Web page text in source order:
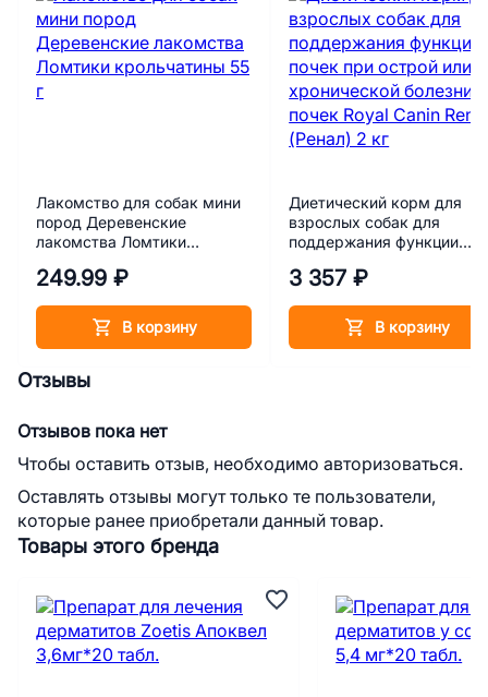
Лакомство для собак мини
пород Деревенские
лакомства Ломтики
249.99 ₽
В корзину
Диетический корм для
взрослых собак для
поддержания функции
хронической болезни
3 357 ₽
В корзину
Товары этого бренда
Отзывы
Отзывов пока нет
Чтобы оставить отзыв, необходимо авторизоваться.
Оставлять отзывы могут только те пользователи,
которые ранее приобретали данный товар.